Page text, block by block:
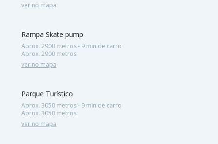
ver no mapa
Rampa Skate pump
Aprox. 2900 metros - 9 min de carro
Aprox. 2900 metros
ver no mapa
Parque Turístico
Aprox. 3050 metros - 9 min de carro
Aprox. 3050 metros
ver no mapa